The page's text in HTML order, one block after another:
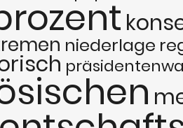
niederlage